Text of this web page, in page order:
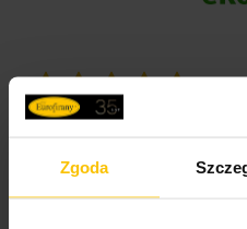
Zgoda
100%
WSZYSTKO SPRAWNIE